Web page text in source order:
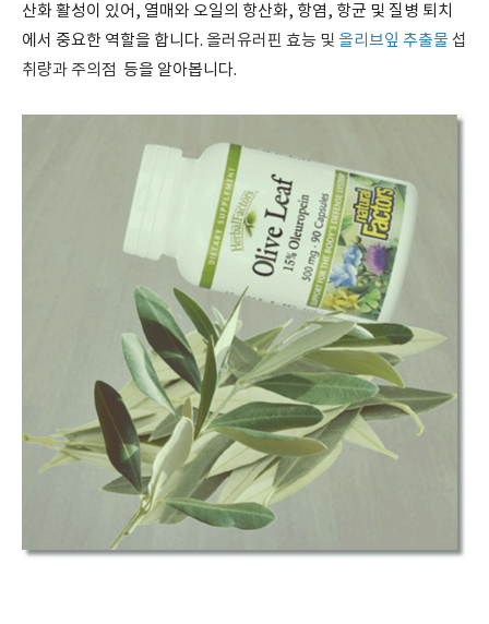
산화 활성이 있어, 열매와 오일의 항산화, 항염, 항균 및 질병 퇴치
에서 중요한 역할을 합니다. 올러유러핀 효능 및 올리브잎 추출물 섭
취량과 주의점 등을 알아봅니다.